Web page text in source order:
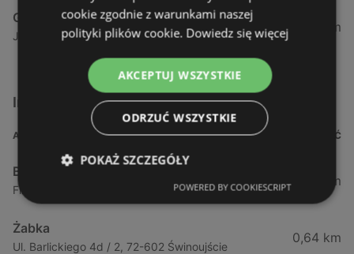
Gram Market
Jana Pawła Ii 38, 09-200 Sierpc
376,11 km
Inne sklepy Supermarkety w pobliżu
ADRES ODLEGŁOŚĆ
Biedronka
Fińska 4, 72-602 Świnoujście
0,23 km
Żabka
Ul. Barlickiego 4d / 2, 72-602 Świnoujście
0,64 km
cookie zgodnie z warunkami naszej
polityki plików cookie. Dowiedz się więcej
AKCEPTUJ WSZYSTKIE
ODRZUĆ WSZYSTKIE
POKAŻ SZCZEGÓŁY
POWERED BY COOKIESCRIPT